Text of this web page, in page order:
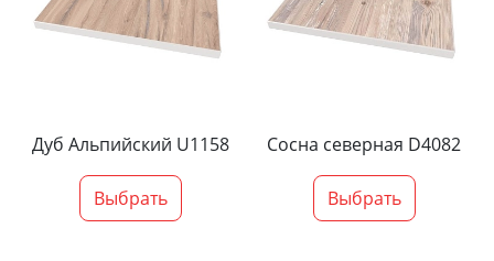
Дуб Альпийский U1158
Выбрать
Сосна северная D4082
Выбрать